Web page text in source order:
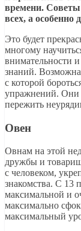
времени. Советы
всех, а особенно
Это будет
многому
внимательности
знаний. Возможна
с которой
упражнений. Они
пережить
Овен
Овнам на этой
дружбы и
с человеком,
знакомства. С 13
максимальной и
максимально
максимальный